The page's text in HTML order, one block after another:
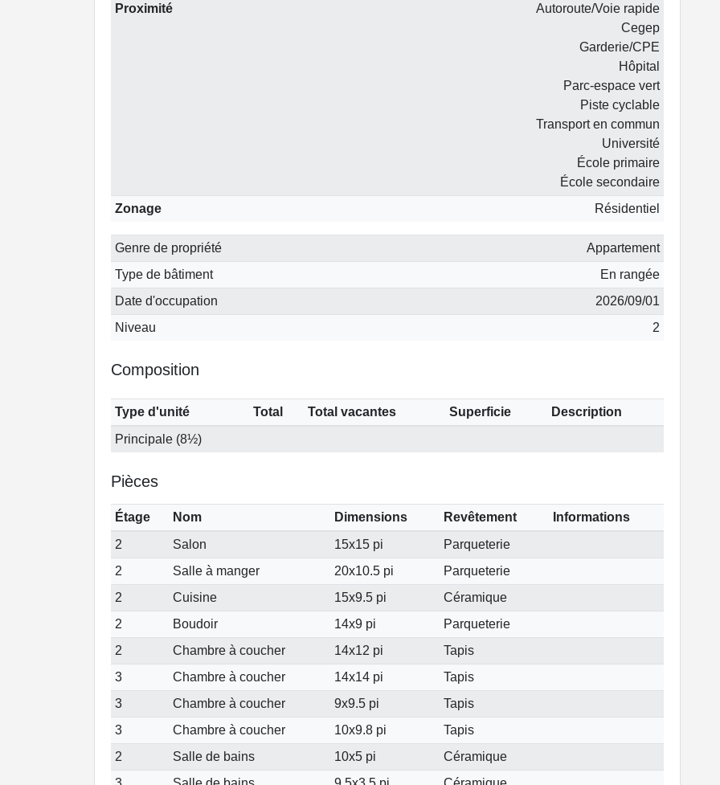
Proximité
Autoroute/Voie rapide
Cegep
Garderie/CPE
Hôpital
Parc-espace vert
Piste cyclable
Transport en commun
Université
École primaire
École secondaire
Zonage
Résidentiel
Genre de propriété
Appartement
Type de bâtiment
En rangée
Date d'occupation
2026/09/01
Niveau
2
Composition
Type d'unité Total Total vacantes Superficie
Description
Principale (8½)
Pièces
Étage Nom Dimensions Revêtement
Informations
2
Salon 15x15 pi
Parqueterie
2
Salle à manger 20x10.5 pi
Parqueterie
2
Cuisine 15x9.5 pi
Céramique
2
Boudoir 14x9 pi
Parqueterie
2
Chambre à coucher 14x12 pi
Tapis
3
Chambre à coucher 14x14 pi
Tapis
3
Chambre à coucher 9x9.5 pi
Tapis
3
Chambre à coucher 10x9.8 pi
Tapis
2
Salle de bains 10x5 pi
Céramique